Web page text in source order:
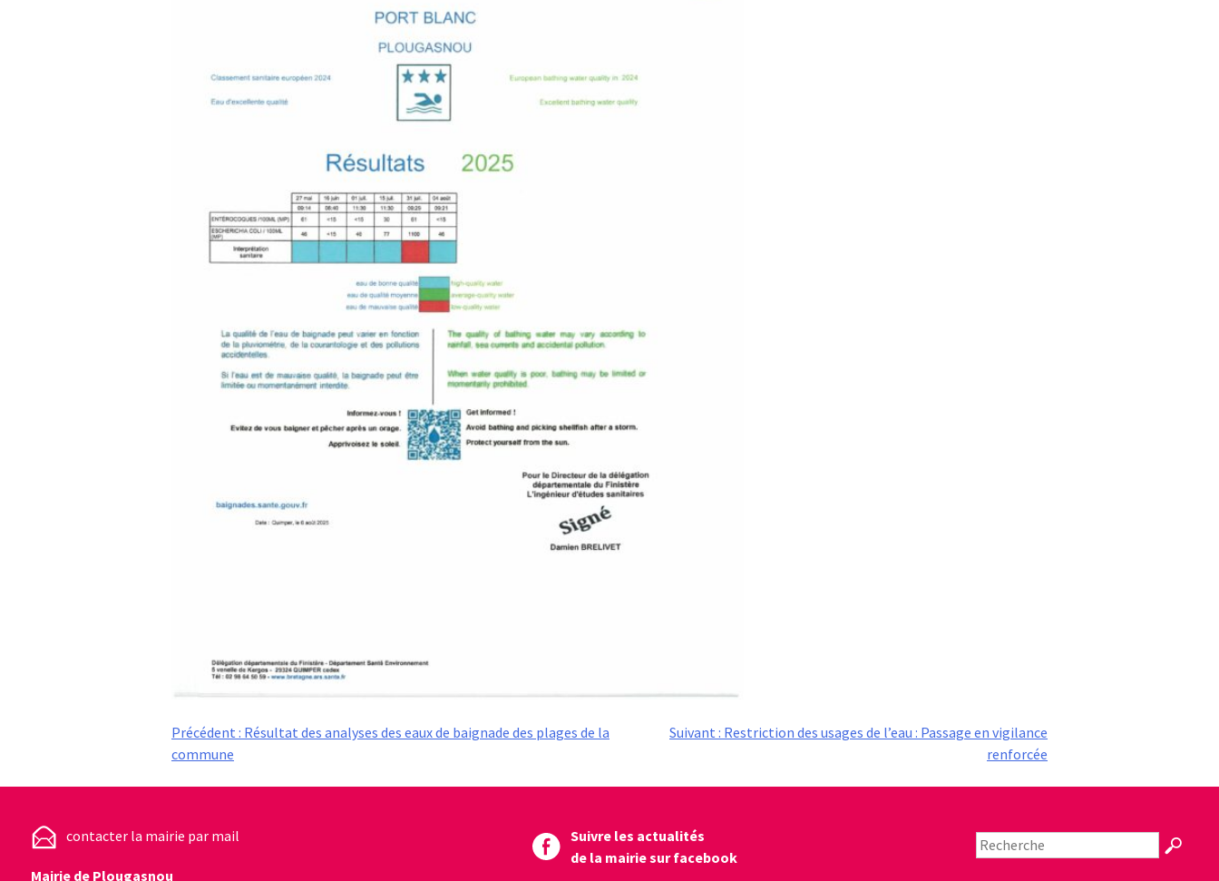
Navigation
de
l’article
Précédent : Résultat des analyses des eaux de baignade des plages de la
commune
Suivant : Restriction des usages de l’eau : Passage en vigilance
renforcée
contacter la mairie par mail
Mairie de Plougasnou
Suivre les actualités
de la mairie sur facebook